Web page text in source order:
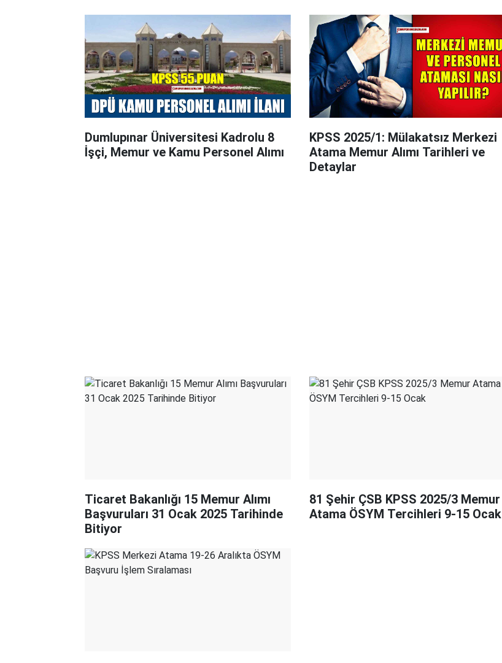
Dumlupınar Üniversitesi Kadrolu 8
İşçi, Memur ve Kamu Personel Alımı
KPSS 2025/1: Mülakatsız Merkezi
Atama Memur Alımı Tarihleri ve
Detaylar
Ticaret Bakanlığı 15 Memur Alımı
Başvuruları 31 Ocak 2025 Tarihinde
Bitiyor
81 Şehir ÇSB KPSS 2025/3 Memur
Atama ÖSYM Tercihleri 9-15 Ocak